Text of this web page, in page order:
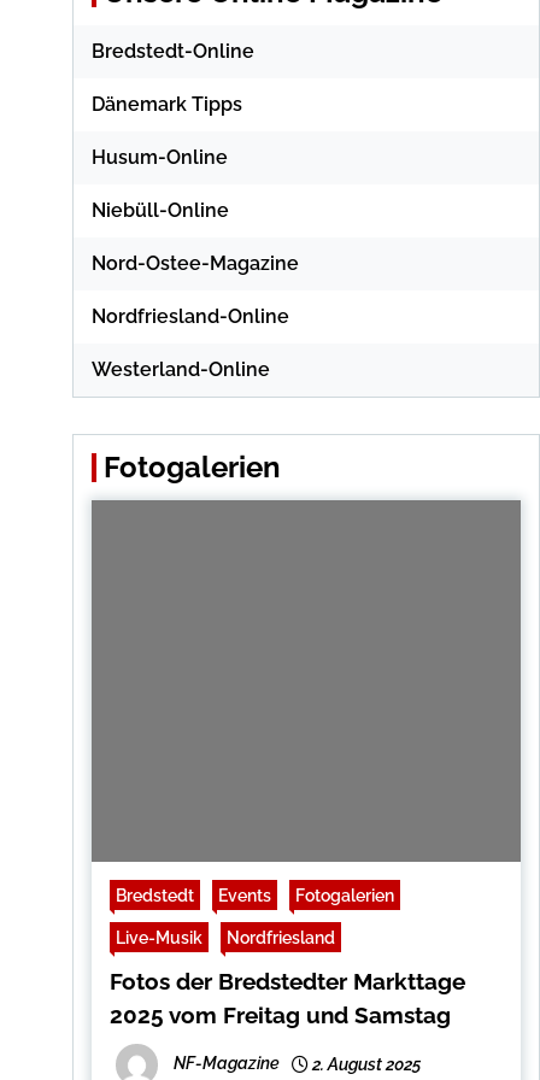
Bredstedt-Online
Dänemark Tipps
Husum-Online
Niebüll-Online
Nord-Ostee-Magazine
Nordfriesland-Online
Westerland-Online
Fotogalerien
Bredstedt Events Fotogalerien
Live-Musik Nordfriesland
Fotos der Bredstedter Markttage
2025 vom Freitag und Samstag
NF-Magazine 2. August 2025